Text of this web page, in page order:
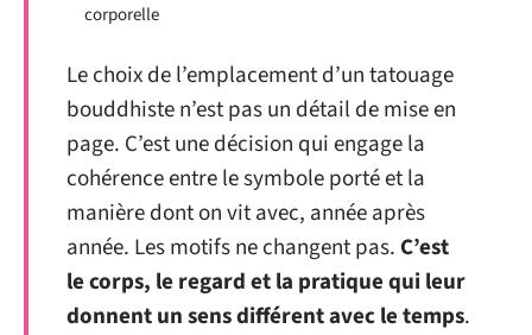
corporelle
Le choix de l’emplacement d’un tatouage
bouddhiste n’est pas un détail de mise en
page. C’est une décision qui engage la
cohérence entre le symbole porté et la
manière dont on vit avec, année après
année. Les motifs ne changent pas. C’est
le corps, le regard et la pratique qui leur
donnent un sens différent avec le temps.